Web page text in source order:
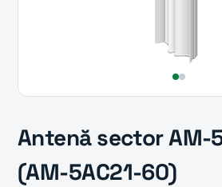
Antenă sector AM-
(AM-5AC21-60)